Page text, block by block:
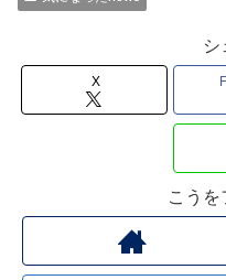
シ
X
こうを